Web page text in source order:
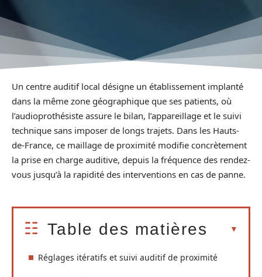
Un centre auditif local désigne un établissement implanté
dans la même zone géographique que ses patients, où
l’audioprothésiste assure le bilan, l’appareillage et le suivi
technique sans imposer de longs trajets. Dans les Hauts-
de-France, ce maillage de proximité modifie concrètement
la prise en charge auditive, depuis la fréquence des rendez-
vous jusqu’à la rapidité des interventions en cas de panne.
Table des matières
Réglages itératifs et suivi auditif de proximité